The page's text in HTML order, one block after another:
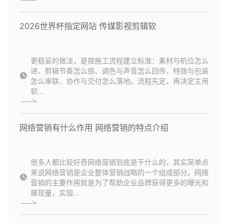
2026世界杯指定网站 传媒影视剪辑软
更稳妥的做法，是按施工流程建立标准：素材与机位怎么
进、剪辑节奏怎么搭、调色与声音怎么回传、特效与包装
怎么串联、协作与交付怎么落地。流程先定，再决定主用
软...
网络营销有什么作用 网络营销的特点介绍
很多人都比较好奇网络营销到底是干什么的，其实简单点
来说网络营销是企业整体营销战略的一个组成部分。网络
营销的主要作用就是为了帮助企业品牌获得更多的曝光和
展现量，实现...